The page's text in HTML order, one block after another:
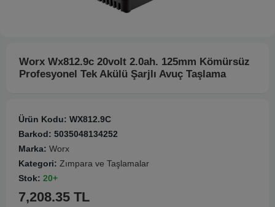
Worx Wx812.9c 20volt 2.0ah. 125mm Kömürsüz
Profesyonel Tek Akülü Şarjlı Avuç Taşlama
Ürün Kodu: WX812.9C
Barkod: 5035048134252
Marka: Worx
Kategori: Zımpara ve Taşlamalar
Stok: 20+
7,208.35 TL